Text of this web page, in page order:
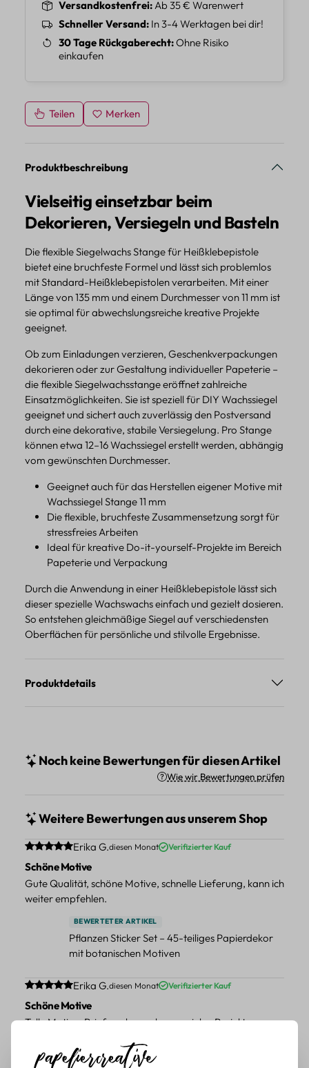
Versandkostenfrei Ab 35 € Warenwert
Schneller Versand In 3-4 Werktagen bei dir!
30 Tage Rückgaberecht Ohne Risiko
einkaufen
Teilen Merken
Produktbeschreibung
Vielseitig einsetzbar beim
Dekorieren, Versiegeln und Basteln
Die flexible Siegelwachs Stange für Heißklebepistole
bietet eine bruchfeste Formel und lässt sich problemlos
mit Standard-Heißklebepistolen verarbeiten. Mit einer
Länge von 135 mm und einem Durchmesser von 11 mm ist
sie optimal für abwechslungsreiche kreative Projekte
geeignet.
Ob zum Einladungen verzieren, Geschenkverpackungen
dekorieren oder zur Gestaltung individueller Papeterie –
die flexible Siegelwachsstange eröffnet zahlreiche
Einsatzmöglichkeiten. Sie ist speziell für DIY Wachssiegel
geeignet und sichert auch zuverlässig den Postversand
durch eine dekorative, stabile Versiegelung. Pro Stange
können etwa 12–16 Wachssiegel erstellt werden, abhängig
vom gewünschten Durchmesser.
Geeignet auch für das Herstellen eigener Motive mit
Wachssiegel Stange 11 mm
Die flexible, bruchfeste Zusammensetzung sorgt für
stressfreies Arbeiten
Ideal für kreative Do-it-yourself-Projekte im Bereich
Papeterie und Verpackung
Durch die Anwendung in einer Heißklebepistole lässt sich
dieser spezielle Wachswachs einfach und gezielt dosieren.
So entstehen gleichmäßige Siegel auf verschiedensten
Oberflächen für persönliche und stilvolle Ergebnisse.
Produktdetails
Noch keine Bewertungen für diesen Artikel
Wie wir Bewertungen prüfen
Weitere Bewertungen aus unserem Shop
Durchschnittliche Bewertung von 5 von 5 Sternen
Erika G.diesen Monat Verifizierter Kauf
Schöne Motive
Gute Qualität, schöne Motive, schnelle Lieferung, kann ich
weiter empfehlen.
BEWERTETER ARTIKEL
Pflanzen Sticker Set – 45-teiliges Papierdekor
mit botanischen Motiven
Durchschnittliche Bewertung von 5 von 5 Sternen
Erika G.diesen Monat Verifizierter Kauf
Schöne Motive
Tolle Motive, Briefmarken gehen zu vielen Projekten,
BEWERTETER ARTIKEL